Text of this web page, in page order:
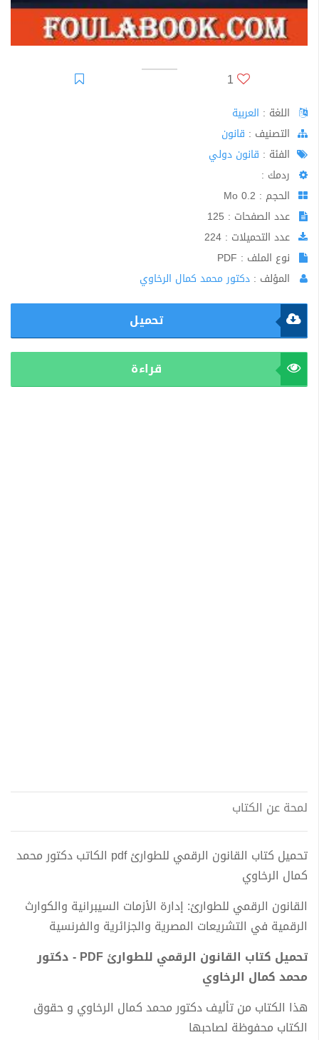
1
اللغة : العربية
اﻟﺘﺼﻨﻴﻒ : قانون
الفئة : قانون دولي
ردمك :
الحجم : 0.2 Mo
عدد الصفحات : 125
عدد التحميلات : 224
نوع الملف : PDF
المؤلف : دكتور محمد كمال الرخاوي
تحميل
قراءة
لمحة عن الكتاب
تحميل كتاب القانون الرقمي للطوارئ pdf الكاتب دكتور محمد
كمال الرخاوي
القانون الرقمي للطوارئ: إدارة الأزمات السيبرانية والكوارث
الرقمية في التشريعات المصرية والجزائرية والفرنسية
تحميل كتاب القانون الرقمي للطوارئ PDF - دكتور
محمد كمال الرخاوي
هذا الكتاب من تأليف دكتور محمد كمال الرخاوي و حقوق
الكتاب محفوظة لصاحبها